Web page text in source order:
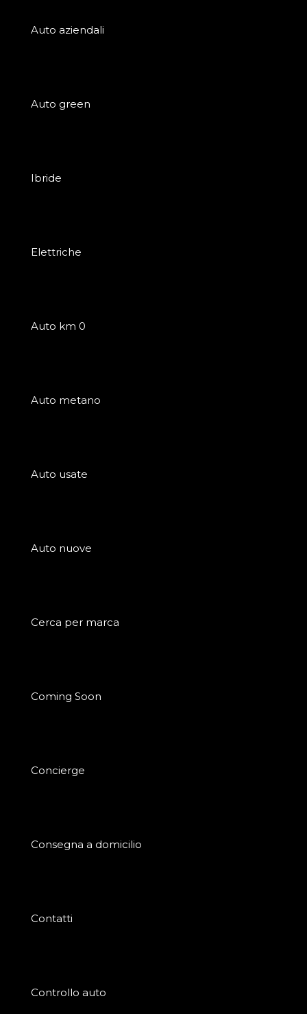
Auto aziendali
Auto green
Ibride
Elettriche
Auto km 0
Auto metano
Auto usate
Auto nuove
Cerca per marca
Coming Soon
Concierge
Consegna a domicilio
Contatti
Controllo auto